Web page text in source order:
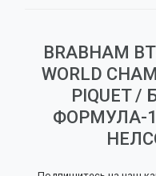
BRABHAM
WORLD
PIQUET /
ФОРМУЛА-